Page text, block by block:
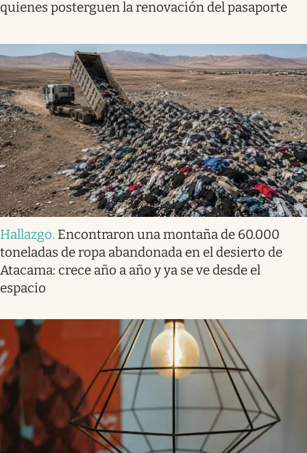
quienes posterguen la renovación del pasaporte
Hallazgo. Encontraron una montaña de 60.000
toneladas de ropa abandonada en el desierto de
Atacama: crece año a año y ya se ve desde el
espacio